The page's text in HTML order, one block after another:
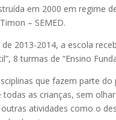
em 2000 em regime
– SEMED.
2013-2014, a escola
8 turmas de “Ensino
que fazem parte
todas as crianças, sem
atividades como o